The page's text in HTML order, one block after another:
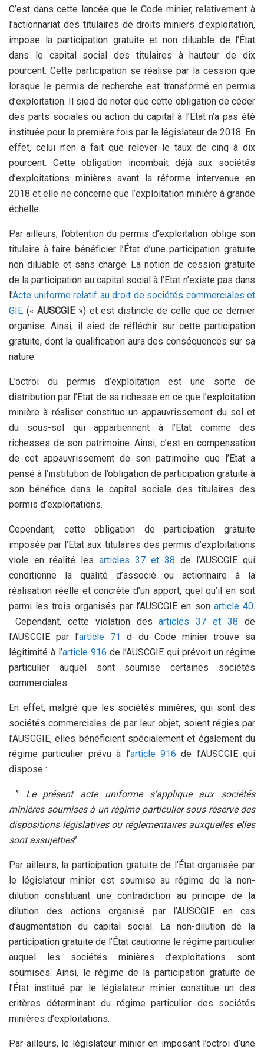
C’est dans cette lancée que le Code minier, relativement à
l’actionnariat des titulaires de droits miniers d’exploitation,
impose la participation gratuite et non diluable de l’État
dans le capital social des titulaires à hauteur de dix
pourcent. Cette participation se réalise par la cession que
lorsque le permis de recherche est transformé en permis
d’exploitation. Il sied de noter que cette obligation de céder
des parts sociales ou action du capital à l’Etat n’a pas été
instituée pour la première fois par le législateur de 2018. En
effet, celui n’en a fait que relever le taux de cinq à dix
pourcent. Cette obligation incombait déjà aux sociétés
d’exploitations minières avant la réforme intervenue en
2018 et elle ne concerne que l’exploitation minière à grande
échelle.
Par ailleurs, l’obtention du permis d’exploitation oblige son
titulaire à faire bénéficier l’État d’une participation gratuite
non diluable et sans charge. La notion de cession gratuite
de la participation au capital social à l’Etat n’existe pas dans
l’Acte uniforme relatif au droit de sociétés commerciales et
GIE («AUSCGIE») et est distincte de celle que ce dernier
organise. Ainsi, il sied de réfléchir sur cette participation
gratuite, dont la qualification aura des conséquences sur sa
nature.
L’octroi du permis d’exploitation est une sorte de
distribution par l’Etat de sa richesse en ce que l’exploitation
minière à réaliser constitue un appauvrissement du sol et
du sous-sol qui appartiennent à l’Etat comme des
richesses de son patrimoine. Ainsi, c’est en compensation
de cet appauvrissement de son patrimoine que l’Etat a
pensé à l’institution de l’obligation de participation gratuite à
son bénéfice dans le capital sociale des titulaires des
permis d’exploitations.
Cependant, cette obligation de participation gratuite
imposée par l’Etat aux titulaires des permis d’exploitations
viole en réalité les articles 37 et 38 de l’AUSCGIE qui
conditionne la qualité d’associé ou actionnaire à la
réalisation réelle et concrète d’un apport, quel qu’il en soit
parmi les trois organisés par l’AUSCGIE en son article 40.
Cependant, cette violation desarticles 37 et 38 de
l’AUSCGIE par l’article 71
d du Code minier trouve sa
légitimité à l’article 916 de l’AUSCGIE qui prévoit un régime
particulier auquel sont soumise certaines sociétés
commerciales.
En effet, malgré que les sociétés minières, qui sont des
sociétés commerciales de par leur objet, soient régies par
l’AUSCGIE, elles bénéficient spécialement et également du
régime particulier prévu à l’article 916 de l’AUSCGIE qui
dispose :
‘’ Le présent acte uniforme s’applique aux sociétés
minières soumises à un régime particulier sous réserve des
dispositions législatives ou réglementaires auxquelles elles
sont assujetties’’.
Par ailleurs, la participation gratuite de l’État organisée par
le législateur minier est soumise au régime de la non-
dilution constituant une contradiction au principe de la
dilution des actions organisé par l’AUSCGIE en cas
d’augmentation du capital social. La non-dilution de la
participation gratuite de l’État cautionne le régime particulier
auquel les sociétés minières d’exploitations sont
soumises. Ainsi, le régime de la participation gratuite de
l’État institué par le législateur minier constitue un des
critères déterminant du régime particulier des sociétés
minières d’exploitations.
Par ailleurs, le législateur minier en imposant l’octroi d’une